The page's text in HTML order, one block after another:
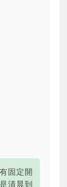
固定開
清晨到